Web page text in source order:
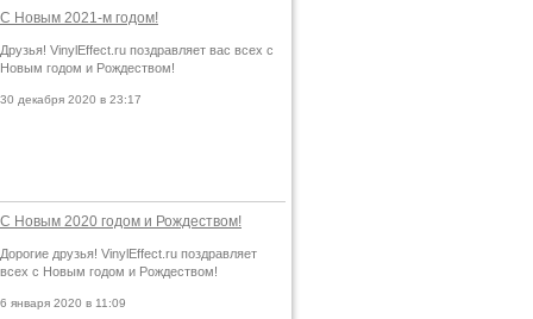
С Новым 2021-м годом!
Друзья! VinylEffect.ru поздравляет вас всех с
Новым годом и Рождеством!
30 декабря 2020 в 23:17
С Новым 2020 годом и Рождеством!
Дорогие друзья! VinylEffect.ru поздравляет
всех с Новым годом и Рождеством!
6 января 2020 в 11:09